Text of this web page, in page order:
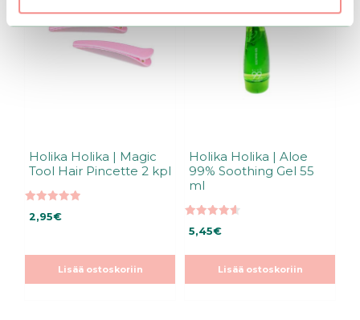
Holika Holika | Magic
Tool Hair Pincette 2 kpl
5:stä
2,95€
Lisää ostoskoriin
Holika Holika | Aloe
99% Soothing Gel 55
ml
5:stä
5,45€
Lisää ostoskoriin